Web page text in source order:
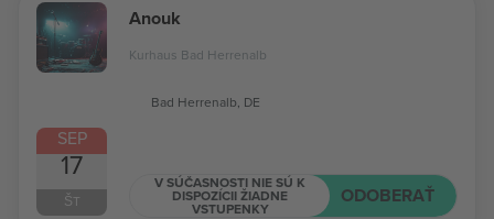
SEP
17
ŠT
Anouk
Kurhaus Bad Herrenalb
Bad Herrenalb, DE
V SÚČASNOSTI NIE SÚ K
DISPOZÍCII ŽIADNE
VSTUPENKY
ODOBERAŤ